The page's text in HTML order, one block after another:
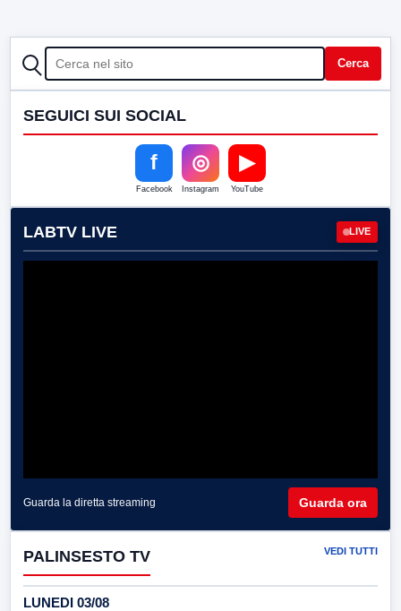
CERCA Cerca
SEGUICI SUI SOCIAL
f
Facebook
◎
Instagram
▶
YouTube
LABTV LIVE LIVE
Guarda la diretta streaming Guarda ora
PALINSESTO TV VEDI TUTTI
LUNEDI 03/08